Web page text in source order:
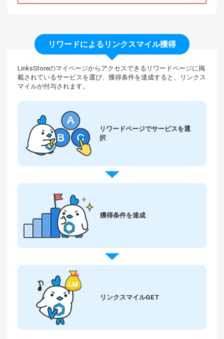
リワードによるリンクスマイル獲得
LinksStoreのマイページからアクセスできるリワードページに掲
載されているサービスを選び、 獲得条件を達成すると、リンクス
マイルが付与されます。
リワードページでサービスを選
択
獲得条件を達成
リンクスマイルGET